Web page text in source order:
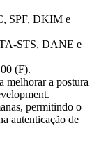
SPF, DKIM e
STS, DANE e
(F).
melhorar a postura
permitindo o
autenticação de